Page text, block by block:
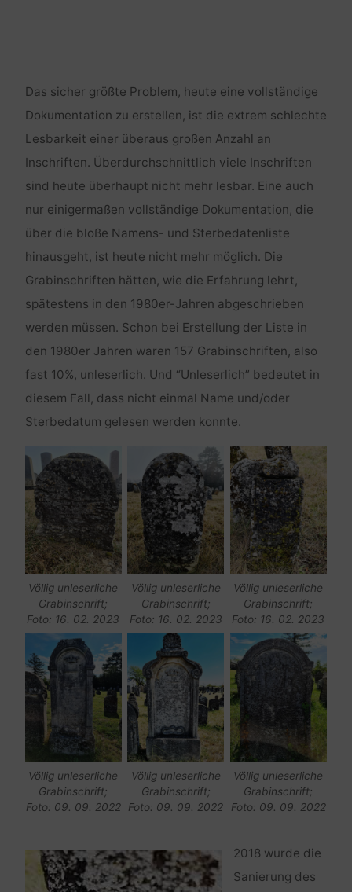
Das sicher größte Problem, heute eine vollständige
Dokumentation zu erstellen, ist die extrem schlechte
Lesbarkeit einer überaus großen Anzahl an
Inschriften. Überdurchschnittlich viele Inschriften
sind heute überhaupt nicht mehr lesbar. Eine auch
nur einigermaßen vollständige Dokumentation, die
über die bloße Namens- und Sterbedatenliste
hinausgeht, ist heute nicht mehr möglich. Die
Grabinschriften hätten, wie die Erfahrung lehrt,
spätestens in den 1980er-Jahren abgeschrieben
werden müssen. Schon bei Erstellung der Liste in
den 1980er Jahren waren 157 Grabinschriften, also
fast 10%, unleserlich. Und “Unleserlich” bedeutet in
diesem Fall, dass nicht einmal Name und/oder
Sterbedatum gelesen werden konnte.
Völlig unleserliche
Grabinschrift;
Foto: 16. 02. 2023
Völlig unleserliche
Grabinschrift;
Foto: 16. 02. 2023
Völlig unleserliche
Grabinschrift;
Foto: 16. 02. 2023
Völlig unleserliche
Grabinschrift;
Foto: 09. 09. 2022
Völlig unleserliche
Grabinschrift;
Foto: 09. 09. 2022
Völlig unleserliche
Grabinschrift;
Foto: 09. 09. 2022
2018 wurde die
Sanierung des